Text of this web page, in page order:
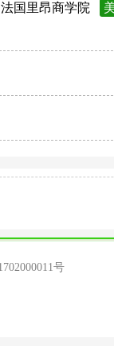
法国里昂商学院
号